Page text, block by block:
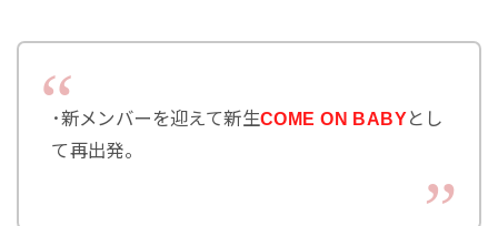
･新メンバーを迎えて新生COME ON BABYとし
て再出発。